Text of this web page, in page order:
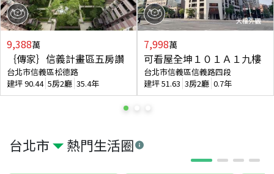
台北市 熱門生活圈
9,388萬
｛傳家｝信義計畫區五房讚
台北市信義區松德路
建坪90.44 5房2廳 35.4年
7,998萬
可看屋全坤１０１Ａ１九樓
台北市信義區信義路四段
建坪51.63 3房2廳 0.7年